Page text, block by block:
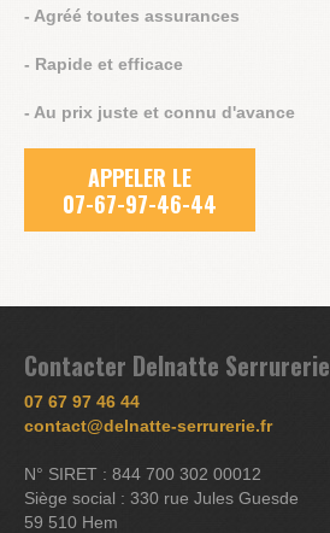
- Agréé toutes assurances
- Rapide et efficace
- Au prix juste et connu d'avance
APPELER LE
07-67-97-46-44
Contacter Delnatte Serrurerie
07 67 97 46 44
contact@delnatte-serrurerie.fr
N° SIRET : 844 700 302 00012
Siège social : 330 rue Jules Guesde
59 510 Hem